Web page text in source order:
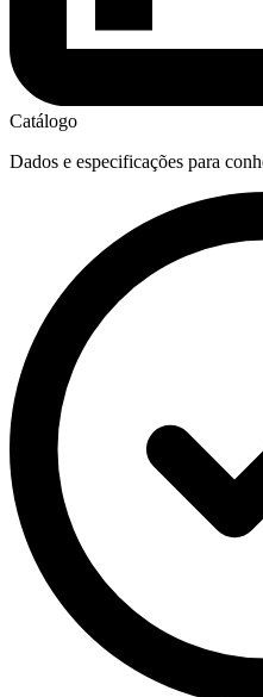
Catálogo
Dados e especificações para